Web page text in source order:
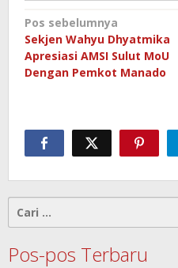
Navigasi
pos
Pos sebelumnya
Sekjen Wahyu Dhyatmika
Apresiasi AMSI Sulut MoU
Dengan Pemkot Manado
untuk:
Pos-pos Terbaru